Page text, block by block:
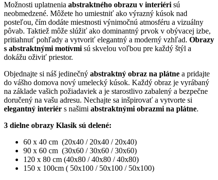
Možnosti uplatnenia abstraktného obrazu v interiérisú
neobmedzené. Môžete ho umiestniť ako výrazný kúsok nad
posteľou, čím dodáte miestnosti výnimočnú atmosféru a vizuálny
pôvab. Taktiež môže slúžiť ako dominantný prvok v obývacej izbe,
pritiahnuť pohľady a vytvoriť elegantný a moderný vzhľad. Obrazy
s abstraktnými motívmisú skvelou voľbou pre každý štýl a
dokážu oživiť priestor.
Objednajte si náš jedinečný abstraktný obraz na plátne a pridajte
do vášho domova nový umelecký kúsok. Každý obraz je vyrábaný
na základe vašich požiadaviek a je starostlivo zabalený a bezpečne
doručený na vašu adresu. Nechajte sa inšpirovať a vytvorte si
elegantný interiér s našimi abstraktnými obrazmi na plátne.
3 dielne obrazy Klasik sú delené:
60 x 40 cm (20x40 / 20x40 / 20x40)
90 x 60 cm (30x60 / 30x60 / 30x60)
120 x 80 cm (40x80 / 40x80 / 40x80)
150 x 100cm ( 50x100 / 50x100 / 50x100)